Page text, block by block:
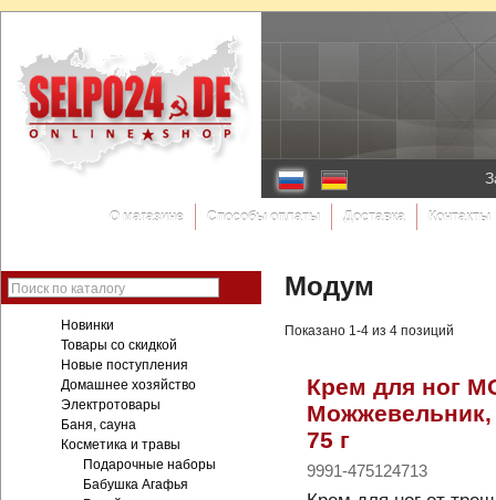
О магазине Способы оплаты Доставка Контакты
Поиск по каталогу
Новинки
Товары со скидкой
Новые поступления
Домашнее хозяйство
Электротовары
Баня, сауна
Косметика и травы
Подарочные наборы
Бабушка Агафья
Модум
Показано 1-4 из 4 позиций
Крем для ног
Можжевельник,
75 г
9991-475124713